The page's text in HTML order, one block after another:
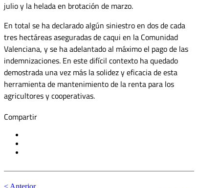
julio y la helada en brotación de marzo.
En total se ha declarado algún siniestro en dos de cada
tres hectáreas aseguradas de caqui en la Comunidad
Valenciana, y se ha adelantado al máximo el pago de las
indemnizaciones. En este difícil contexto ha quedado
demostrada una vez más la solidez y eficacia de esta
herramienta de mantenimiento de la renta para los
agricultores y cooperativas.
Compartir
< Anterior